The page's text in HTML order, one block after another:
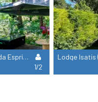
Tienda Suspendida Esprit Buchcraft
1/2